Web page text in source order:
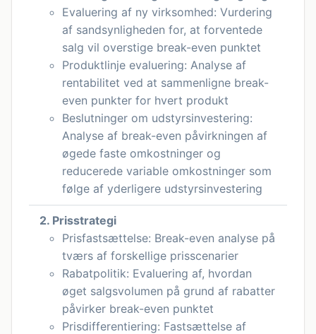
Evaluering af ny virksomhed: Vurdering
af sandsynligheden for, at forventede
salg vil overstige break-even punktet
Produktlinje evaluering: Analyse af
rentabilitet ved at sammenligne break-
even punkter for hvert produkt
Beslutninger om udstyrsinvestering:
Analyse af break-even påvirkningen af
øgede faste omkostninger og
reducerede variable omkostninger som
følge af yderligere udstyrsinvestering
2. Prisstrategi
Prisfastsættelse: Break-even analyse på
tværs af forskellige prisscenarier
Rabatpolitik: Evaluering af, hvordan
øget salgsvolumen på grund af rabatter
påvirker break-even punktet
Prisdifferentiering: Fastsættelse af